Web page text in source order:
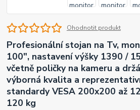
Ohodnotit produkt
Profesionální stojan na Tv,
100", nastavení výšky 1390 /
včetně poličky na kameru a
výborná kvalita a
standardy VESA 200x200 až
120 kg